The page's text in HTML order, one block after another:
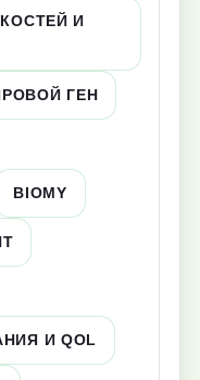
И
ГЕН
BIOMY
И QOL